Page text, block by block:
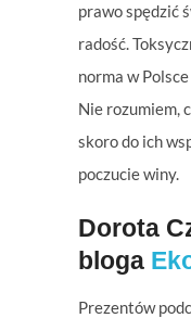
prawo spędzić
radość.
norma w
Nie rozumiem,
skoro do ich
poczucie winy.
Dorota
bloga
Prezentów